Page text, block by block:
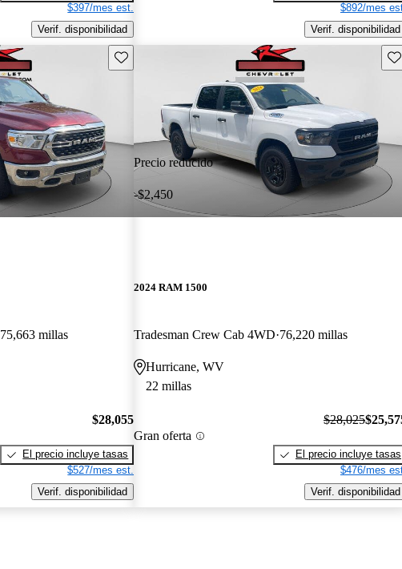
$397/mes est.
Verif. disponibilidad
$892/mes
Verif. disponibilidad
Guarda este Aviso
75,663 millas
$28,055
El precio incluye tasas
$527/mes est.
Verif. disponibilidad
Precio reducido
-$2,450
2024 RAM 1500
Tradesman Crew Cab 4WD 76,220 millas
Hurricane, WV
22 millas
Gran oferta
$28,025
El precio incluye tasas
$476/mes
Verif. disponibilidad